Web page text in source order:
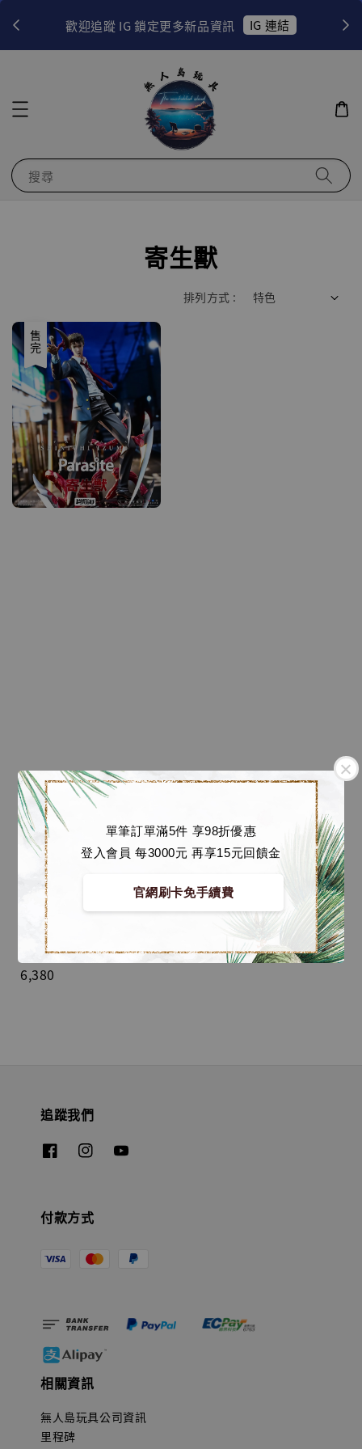
歡迎追蹤 IG 鎖定更多新品資訊 IG 連結
單筆訂單滿5件 享98折優惠
登入會員 每3000元 再享15元回饋金
官網刷卡免手續費
搜尋
寄生獸
排列方式 :
售完
寄生獸 GK 蒐藏雕像 泉
新一 [Lamzc Studio]
Regular
price
NT$ 3,180-NT$
6,380
追蹤我們
付款方式
相關資訊
無人島玩具公司資訊
里程碑